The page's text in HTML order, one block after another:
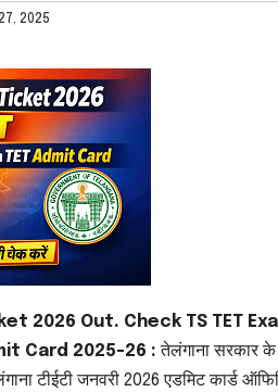
2025
2026 Out. Check TS TET
Card 2025-26 :तेलंगाना सरकार
टीईटी जनवरी 2026 एडमिट